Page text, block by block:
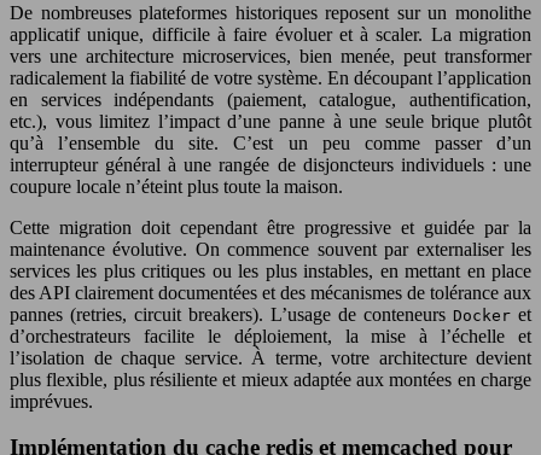
De nombreuses plateformes historiques reposent sur un monolithe
applicatif unique, difficile à faire évoluer et à scaler. La migration
vers une architecture microservices, bien menée, peut transformer
radicalement la fiabilité de votre système. En découpant l’application
en services indépendants (paiement, catalogue, authentification,
etc.), vous limitez l’impact d’une panne à une seule brique plutôt
qu’à l’ensemble du site. C’est un peu comme passer d’un
interrupteur général à une rangée de disjoncteurs individuels : une
coupure locale n’éteint plus toute la maison.
Cette migration doit cependant être progressive et guidée par la
maintenance évolutive. On commence souvent par externaliser les
services les plus critiques ou les plus instables, en mettant en place
des API clairement documentées et des mécanismes de tolérance aux
pannes (retries, circuit breakers). L’usage de conteneurs Docker et
d’orchestrateurs facilite le déploiement, la mise à l’échelle et
l’isolation de chaque service. À terme, votre architecture devient
plus flexible, plus résiliente et mieux adaptée aux montées en charge
imprévues.
Implémentation du cache redis et memcached pour